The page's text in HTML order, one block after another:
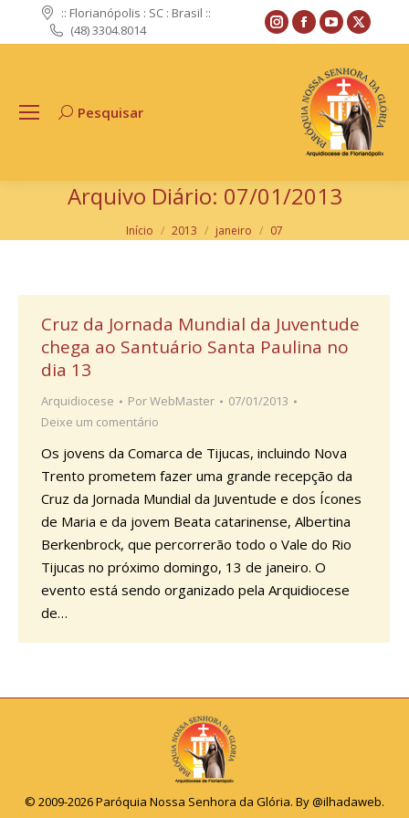
:: Florianópolis : SC : Brasil ::
(48) 3304.8014
Instagram
page
new
window
Facebook
page
opens
in
new
window
YouTube
page
opens
in
new
window
X
page
in
new
Search:Pesquisar
Arquivo Diário: 07/01/2013
Você está aqui:
Início 2013 janeiro 07
Cruz da Jornada Mundial da Juventude
chega ao Santuário Santa Paulina no
dia 13
Arquidiocese PorWebMaster
07/01/2013
Deixe um comentário
Os jovens da Comarca de Tijucas, incluindo Nova
Trento prometem fazer uma grande recepção da
Cruz da Jornada Mundial da Juventude e dos Ícones
de Maria e da jovem Beata catarinense, Albertina
Berkenbrock, que percorrerão todo o Vale do Rio
Tijucas no próximo domingo, 13 de janeiro. O
evento está sendo organizado pela Arquidiocese
de…
© 2009-2026 Paróquia Nossa Senhora da Glória. By@ilhadaweb.